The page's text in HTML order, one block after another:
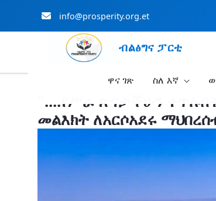
info@prosperity.org.et
ብልፅግና ፓርቲ
ዋና ገጽ ስለ እኛ
"....የሥራ ጽናታችሁን
መልእክት ለአርሶአደሩ